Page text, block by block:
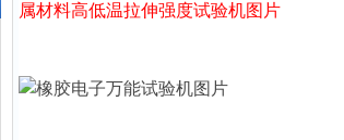
属材料高低温拉伸强度试验机图片